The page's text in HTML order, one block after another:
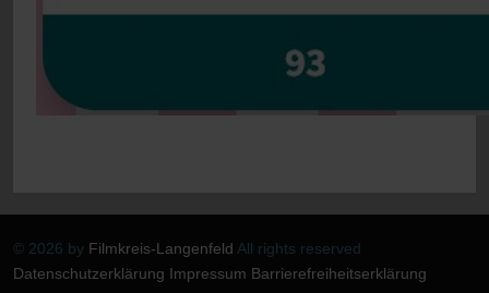
© 2026 by Filmkreis-Langenfeld All rights reserved
Datenschutzerklärung Impressum Barrierefreiheitserklärung